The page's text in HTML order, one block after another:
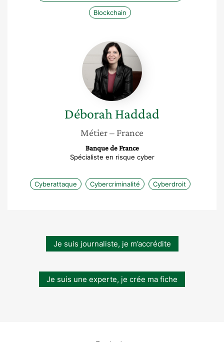
Blockchain
Déborah
Haddad
Déborah Haddad
Métier– France
Banque de France
Spécialiste en risque cyber
Cyberattaque Cybercriminalité Cyberdroit
Je suis journaliste, je m’accrédite
Je suis une experte, je crée ma fiche